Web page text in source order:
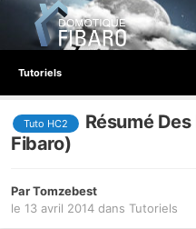
Tutoriels
Tuto HC2
Résumé
Fibaro)
ParTomzebest
le 13 avril 2014 dans Tutoriels